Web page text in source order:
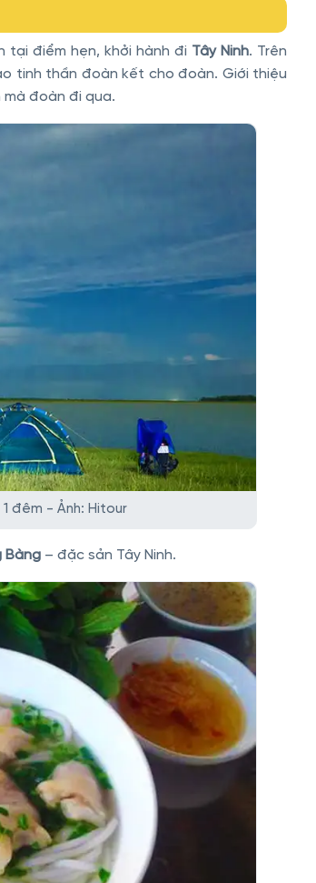
tại điểm hẹn, khởi hành đi Tây Ninh. Trên
tinh thần đoàn kết cho đoàn. Giới thiệu
mà đoàn đi qua.
đêm - Ảnh: Hitour
Bàng – đặc sản Tây Ninh.